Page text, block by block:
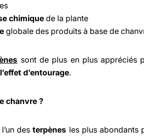
chimique de la plante
globale des produits à base de
sont de plus en plus appréciés
l’effet d’entourage.
chanvre ?
l’un desterpènes les plus abondants